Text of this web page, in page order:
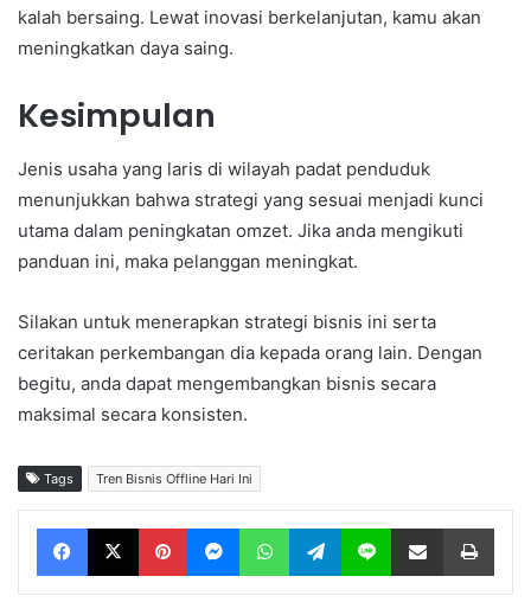
kalah bersaing. Lewat inovasi berkelanjutan, kamu akan
meningkatkan daya saing.
Kesimpulan
Jenis usaha yang laris di wilayah padat penduduk
menunjukkan bahwa strategi yang sesuai menjadi kunci
utama dalam peningkatan omzet. Jika anda mengikuti
panduan ini, maka pelanggan meningkat.
Silakan untuk menerapkan strategi bisnis ini serta
ceritakan perkembangan dia kepada orang lain. Dengan
begitu, anda dapat mengembangkan bisnis secara
maksimal secara konsisten.
Tags Tren Bisnis Offline Hari Ini
Facebook X Pinterest Messenger WhatsApp Telegram Line Share via Email